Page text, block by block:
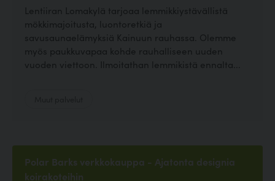
Lentiiran Lomakylä tarjoaa lemmikkiystävällistä
mökkimajoitusta, luontoretkiä ja
savusaunaelämyksiä Kainuun rauhassa. Olemme
myös paukkuvapaa kohde rauhalliseen uuden
vuoden viettoon. Ilmoitathan lemmikistä ennalta...
Polar Barks verkkokauppa - Ajatonta designia
koirakoteihin